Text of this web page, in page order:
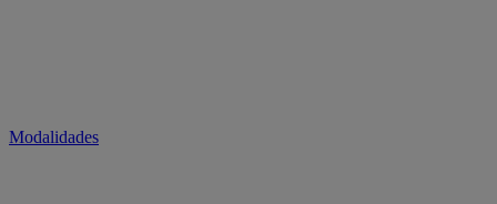
Modalidades